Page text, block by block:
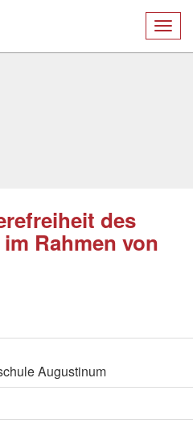
des
Rahmen von
Augustinum